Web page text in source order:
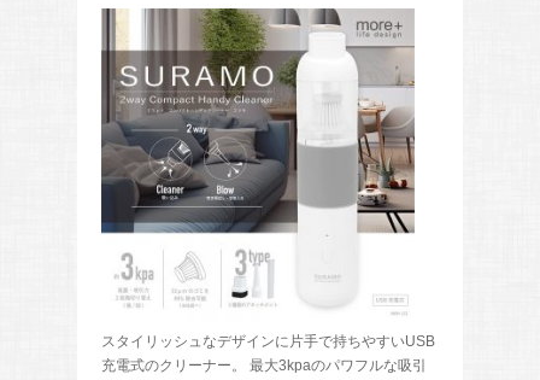
スタイリッシュなデザインに片手で持ちやすいUSB
充電式のクリーナー。 最大3kpaのパワフルな吸引